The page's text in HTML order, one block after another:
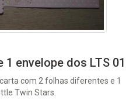
envelope dos LTS 01
com 2 folhas diferentes e 1
Twin Stars.